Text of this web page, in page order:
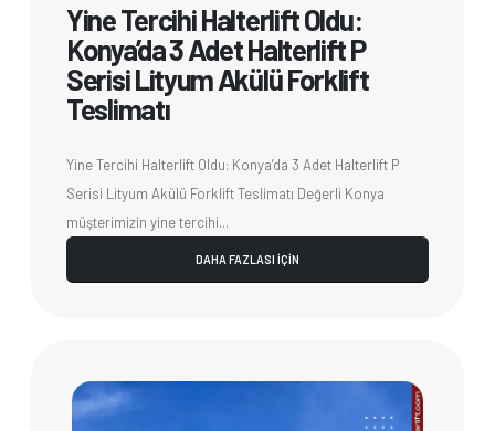
Yine Tercihi Halterlift Oldu:
Konya’da 3 Adet Halterlift P
Serisi Lityum Akülü Forklift
Teslimatı
Yine Tercihi Halterlift Oldu: Konya’da 3 Adet Halterlift P
Serisi Lityum Akülü Forklift Teslimatı Değerli Konya
müşterimizin yine tercihi...
DAHA FAZLASI İÇİN